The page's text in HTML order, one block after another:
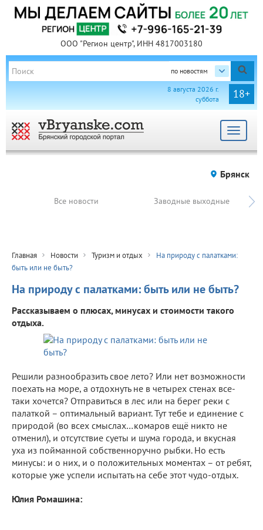
ООО "Регион центр", ИНН 4817003180
по новостям
18+
8 августа 2026 г.
суббота
Toggle
Брянск
Все новости Заводные выходные
Главная Новости Туризм и отдых
На природу с палатками:
быть или не быть?
На природу с палатками: быть или не быть?
Рассказываем о плюсах, минусах и стоимости такого
отдыха.
Решили разнообразить свое лето? Или нет возможности
поехать на море, а отдохнуть не в четырех стенах все-
таки хочется? Отправиться в лес или на берег реки с
палаткой – оптимальный вариант. Тут тебе и единение с
природой (во всех смыслах…комаров ещё никто не
отменил), и отсутствие суеты и шума города, и вкусная
уха из пойманной собственноручно рыбки. Но есть
минусы: и о них, и о положительных моментах – от ребят,
которые уже успели испытать на себе этот чудо-отдых.
Юлия Ромашина: